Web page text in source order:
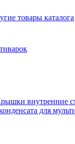
товары каталога
внутренние
для